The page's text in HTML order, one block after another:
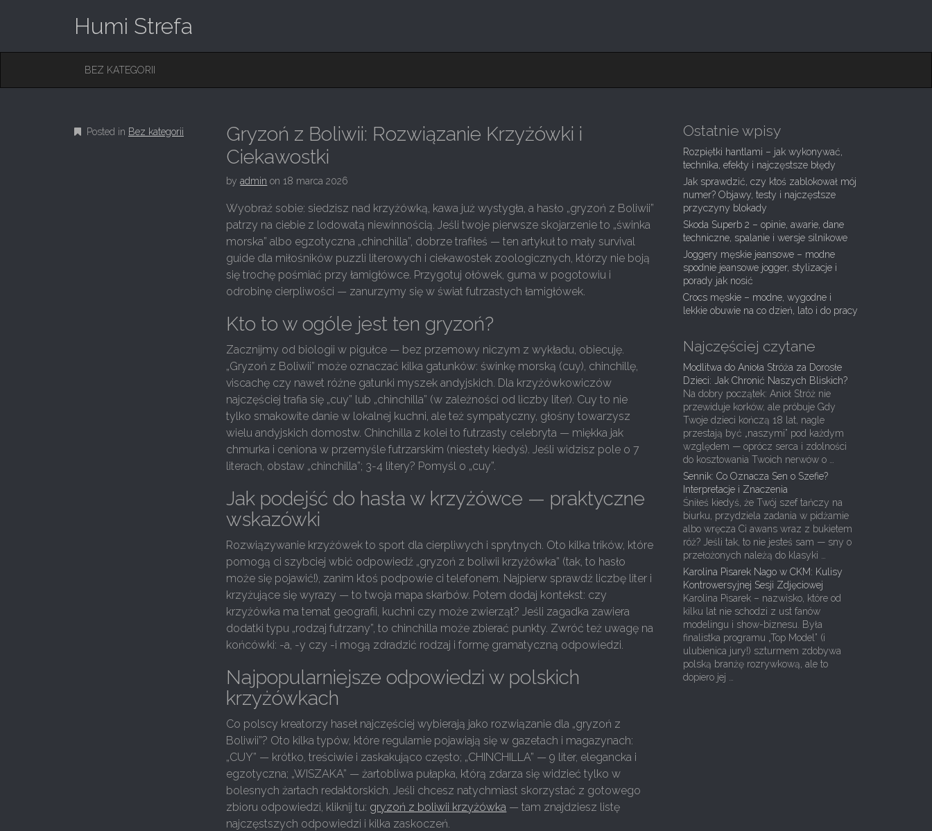
Humi Strefa
M
M
C
BEZ KATEGORII
Posted in Bez kategorii
Gryzoń z Boliwii: Rozwiązanie Krzyżówki i
Ciekawostki
byadmin on 18 marca 2026
Wyobraź sobie: siedzisz nad krzyżówką, kawa już wystygła, a hasło „gryzoń z Boliwii”
patrzy na ciebie z lodowatą niewinnością. Jeśli twoje pierwsze skojarzenie to „świnka
morska” albo egzotyczna „chinchilla”, dobrze trafiłeś — ten artykuł to mały survival
guide dla miłośników puzzli literowych i ciekawostek zoologicznych, którzy nie boją
się trochę pośmiać przy łamigłówce. Przygotuj ołówek, guma w pogotowiu i
odrobinę cierpliwości — zanurzymy się w świat futrzastych łamigłówek.
Kto to w ogóle jest ten gryzoń?
Zacznijmy od biologii w pigułce — bez przemowy niczym z wykładu, obiecuję.
„Gryzoń z Boliwii” może oznaczać kilka gatunków: świnkę morską (cuy), chinchillę,
viscachę czy nawet różne gatunki myszek andyjskich. Dla krzyżówkowiczów
najczęściej trafia się „cuy” lub „chinchilla” (w zależności od liczby liter). Cuy to nie
tylko smakowite danie w lokalnej kuchni, ale też sympatyczny, głośny towarzysz
wielu andyjskich domostw. Chinchilla z kolei to futrzasty celebryta — miękka jak
chmurka i ceniona w przemyśle futrzarskim (niestety kiedyś). Jeśli widzisz pole o 7
literach, obstaw „chinchilla”; 3-4 litery? Pomyśl o „cuy”.
Jak podejść do hasła w krzyżówce — praktyczne
wskazówki
Rozwiązywanie krzyżówek to sport dla cierpliwych i sprytnych. Oto kilka trików, które
pomogą ci szybciej wbić odpowiedź „gryzoń z boliwii krzyżówka” (tak, to hasło
może się pojawić!), zanim ktoś podpowie ci telefonem. Najpierw sprawdź liczbę liter i
krzyżujące się wyrazy — to twoja mapa skarbów. Potem dodaj kontekst: czy
krzyżówka ma temat geografii, kuchni czy może zwierząt? Jeśli zagadka zawiera
dodatki typu „rodzaj futrzany”, to chinchilla może zbierać punkty. Zwróć też uwagę na
końcówki: -a, -y czy -i mogą zdradzić rodzaj i formę gramatyczną odpowiedzi.
Najpopularniejsze odpowiedzi w polskich
krzyżówkach
Co polscy kreatorzy haseł najczęściej wybierają jako rozwiązanie dla „gryzoń z
Boliwii”? Oto kilka typów, które regularnie pojawiają się w gazetach i magazynach:
„CUY” — krótko, treściwie i zaskakująco często; „CHINCHILLA” — 9 liter, elegancka i
egzotyczna; „WISZAKA” — żartobliwa pułapka, którą zdarza się widzieć tylko w
bolesnych żartach redaktorskich. Jeśli chcesz natychmiast skorzystać z gotowego
zbioru odpowiedzi, kliknij tu: gryzoń z boliwii krzyżówka — tam znajdziesz listę
najczęstszych odpowiedzi i kilka zaskoczeń.
Ostatnie wpisy
Rozpiętki hantlami – jak wykonywać,
technika, efekty i najczęstsze błędy
Jak sprawdzić, czy ktoś zablokował mój
numer? Objawy, testy i najczęstsze
przyczyny blokady
Skoda Superb 2 – opinie, awarie, dane
techniczne, spalanie i wersje silnikowe
Joggery męskie jeansowe – modne
spodnie jeansowe jogger, stylizacje i
porady jak nosić
Crocs męskie – modne, wygodne i
lekkie obuwie na co dzień, lato i do pracy
Najczęściej czytane
Modlitwa do Anioła Stróża za Dorosłe
Dzieci: Jak Chronić Naszych Bliskich?
Na dobry początek: Anioł Stróż nie
przewiduje korków, ale próbuje Gdy
Twoje dzieci kończą 18 lat, nagle
przestają być „naszymi” pod każdym
względem — oprócz serca i zdolności
do kosztowania Twoich nerwów o …
Sennik: Co Oznacza Sen o Szefie?
Interpretacje i Znaczenia
Śniłeś kiedyś, że Twój szef tańczy na
biurku, przydziela zadania w pidżamie
albo wręcza Ci awans wraz z bukietem
róż? Jeśli tak, to nie jesteś sam — sny o
przełożonych należą do klasyki …
Karolina Pisarek Nago w CKM: Kulisy
Kontrowersyjnej Sesji Zdjęciowej
Karolina Pisarek – nazwisko, które od
kilku lat nie schodzi z ust fanów
modelingu i show-biznesu. Była
finalistka programu „Top Model” (i
ulubienica jury!) szturmem zdobywa
polską branżę rozrywkową, ale to
dopiero jej …